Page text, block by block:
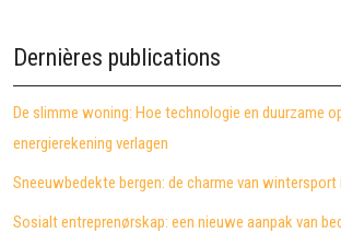
Dernières publications
De slimme woning: Hoe technologie en duurzame
energierekening verlagen
Sneeuwbedekte bergen: de charme van
Sosialt entreprenørskap: een nieuwe aanpak van